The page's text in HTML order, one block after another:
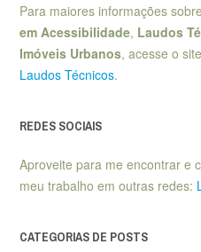
Para maiores informações
em Acessibilidade, Laudos
Imóveis Urbanos, acesse o
Laudos Técnicos.
REDES SOCIAIS
Aproveite para me encontrar e
meu trabalho em outras redes:
CATEGORIAS DE POSTS